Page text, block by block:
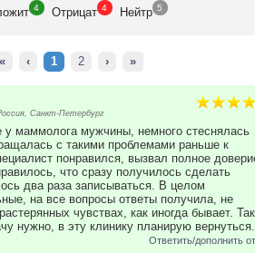
4 Отрицат 4 Нейтр 5
« ‹ 1 2 › »
Санкт-Петербург
маммолога мужчины, немного стеснялась
с такими проблемами раньше к
понравился, вызвал полное
что сразу получилось сделать
два раза записываться. В целом
на все вопросы ответы получила, не
чувствах, как иногда бывает. Так
нужно, в эту клинику планирую вернуться.
Ответить/дополнить